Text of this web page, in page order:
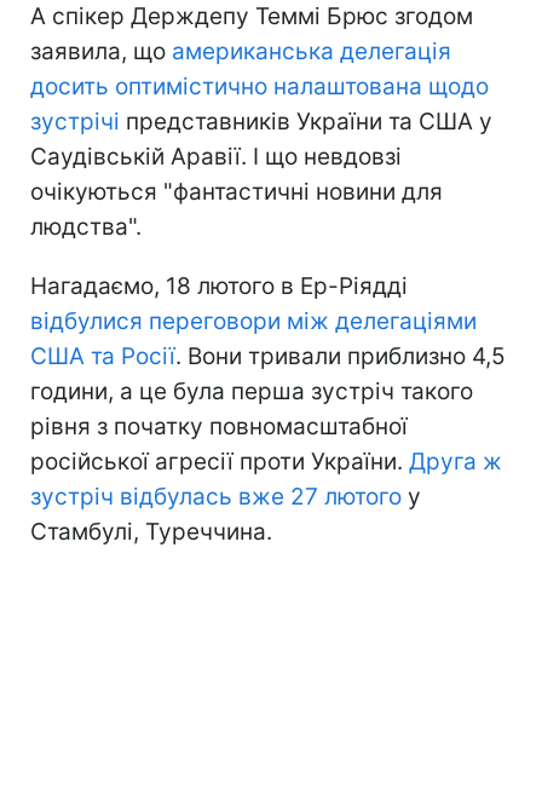
А спікер Держдепу Теммі Брюс згодом
заявила, що американська делегація
досить оптимістично налаштована щодо
зустрічі представників України та США у
Саудівській Аравії. І що невдовзі
очікуються "фантастичні новини для
людства".
Нагадаємо, 18 лютого в Ер-Ріядді
відбулися переговори між делегаціями
США та Росії. Вони тривали приблизно 4,5
години, а це була перша зустріч такого
рівня з початку повномасштабної
російської агресії проти України. Друга ж
зустріч відбулась вже 27 лютого у
Стамбулі, Туреччина.